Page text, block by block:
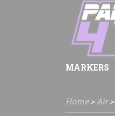
MARKERS
Home>Air>